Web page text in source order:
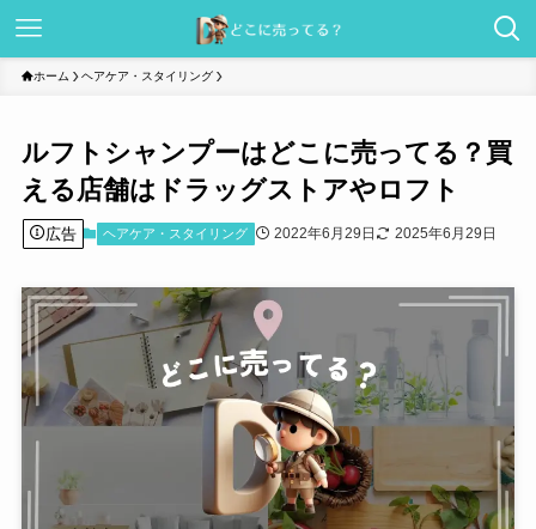
ホーム ヘアケア・スタイリング
ルフトシャンプーはどこに売ってる？買
える店舗はドラッグストアやロフト
広告 ヘアケア・スタイリング 2022年6月29日 2025年6月29日